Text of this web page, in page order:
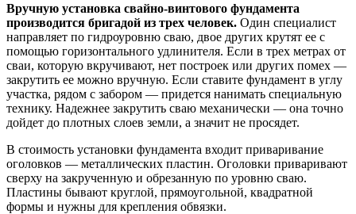
Вручную установка свайно-винтового фундамента
производится бригадой из трех человек. Один специалист
направляет по гидроуровню сваю, двое других крутят ее с
помощью горизонтального удлинителя. Если в трех метрах от
сваи, которую вкручивают, нет построек или других помех —
закрутить ее можно вручную. Если ставите фундамент в углу
участка, рядом с забором — придется нанимать специальную
технику. Надежнее закрутить сваю механически — она точно
дойдет до плотных слоев земли, а значит не просядет.
В стоимость установки фундамента входит приваривание
оголовков — металлических пластин. Оголовки приваривают
сверху на закрученную и обрезанную по уровню сваю.
Пластины бывают круглой, прямоугольной, квадратной
формы и нужны для крепления обвязки.